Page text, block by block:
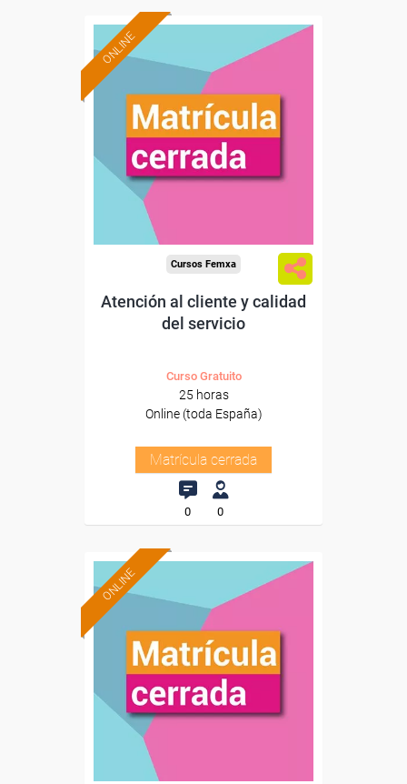
ONLINE
Cursos Femxa
Atención al cliente y calidad
del servicio
Curso Gratuito
25 horas
Online (toda España)
Matrícula cerrada
0 0
ONLINE